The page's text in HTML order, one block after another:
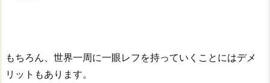
もちろん、世界一周に一眼レフを持っていくことにはデメ
リットもあります。